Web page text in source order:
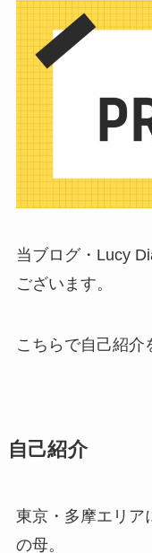
当ブログ・Lucy
ございます。
こちらで自己紹介
自己紹介
東京・多摩エリア
の母。